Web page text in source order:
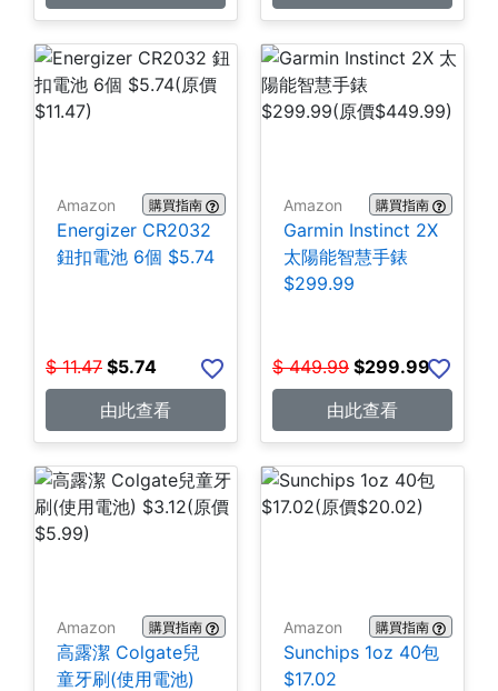
Amazon 購買指南
Energizer CR2032
鈕扣電池 6個 $5.74
$ 11.47 $5.74
由此查看
Amazon 購買指南
Garmin Instinct 2X
太陽能智慧手錶
$299.99
$ 449.99 $299.99
由此查看
Amazon 購買指南
高露潔 Colgate兒
童牙刷(使用電池)
Amazon 購買指南
Sunchips 1oz 40包
$17.02